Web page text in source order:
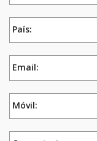
País:
Email:
Móvil: